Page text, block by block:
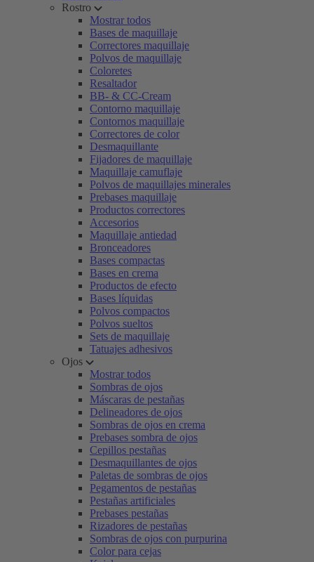
Rostro
Mostrar todos
Bases de maquillaje
Correctores maquillaje
Polvos de maquillaje
Coloretes
Resaltador
BB- & CC-Cream
Contorno maquillaje
Contornos maquillaje
Correctores de color
Desmaquillante
Fijadores de maquillaje
Maquillaje camuflaje
Polvos de maquillajes minerales
Prebases maquillaje
Productos correctores
Accesorios
Maquillaje antiedad
Bronceadores
Bases compactas
Bases en crema
Productos de efecto
Bases líquidas
Polvos compactos
Polvos sueltos
Sets de maquillaje
Tatuajes adhesivos
Ojos
Mostrar todos
Sombras de ojos
Máscaras de pestañas
Delineadores de ojos
Sombras de ojos en crema
Prebases sombra de ojos
Cepillos pestañas
Desmaquillantes de ojos
Paletas de sombras de ojos
Pegamentos de pestañas
Pestañas artificiales
Prebases pestañas
Rizadores de pestañas
Sombras de ojos con purpurina
Color para cejas